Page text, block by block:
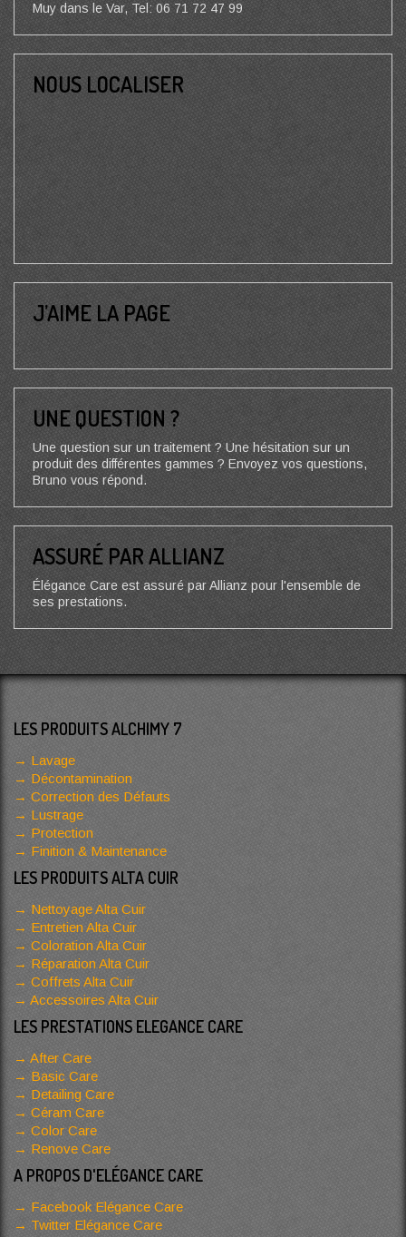
Muy dans le Var, Tel: 06 71 72 47 99
NOUS LOCALISER
J’AIME LA PAGE
UNE QUESTION ?
Une question sur un traitement ? Une hésitation sur un
produit des différentes gammes ? Envoyez vos questions,
Bruno vous répond.
ASSURÉ PAR ALLIANZ
Élégance Care est assuré par Allianz pour l'ensemble de
ses prestations.
LES PRODUITS ALCHIMY 7
Lavage
Décontamination
Correction des Défauts
Lustrage
Protection
Finition & Maintenance
LES PRODUITS ALTA CUIR
Nettoyage Alta Cuir
Entretien Alta Cuir
Coloration Alta Cuir
Réparation Alta Cuir
Coffrets Alta Cuir
Accessoires Alta Cuir
LES PRESTATIONS ELEGANCE CARE
After Care
Basic Care
Detailing Care
Céram Care
Color Care
Renove Care
A PROPOS D'ELÉGANCE CARE
Facebook Elégance Care
Twitter Elégance Care